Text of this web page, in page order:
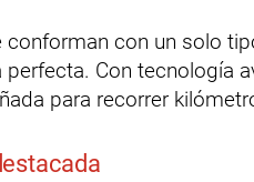
conforman con un solo
perfecta. Con tecnología
para recorrer